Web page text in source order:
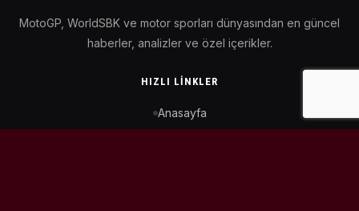
MotoGP, WorldSBK ve motor sporları dünyasından en güncel
haberler, analizler ve özel içerikler.
HIZLI LINKLER
Anasayfa